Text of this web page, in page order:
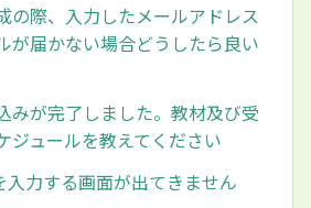
の際、入力したメールアドレス
が届かない場合どうしたら良い
みが完了しました。教材及び受
ジュールを教えてください
入力する画面が出てきません